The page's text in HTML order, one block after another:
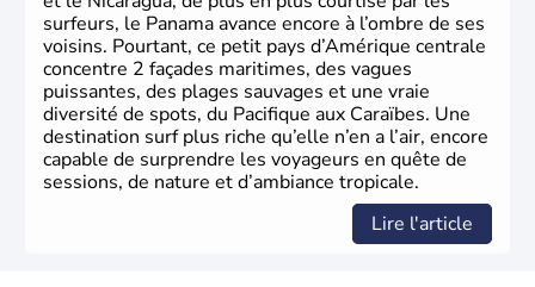
surfeurs, le Panama avance encore à l’ombre de ses
voisins. Pourtant, ce petit pays d’Amérique centrale
concentre 2 façades maritimes, des vagues
puissantes, des plages sauvages et une vraie
diversité de spots, du Pacifique aux Caraïbes. Une
destination surf plus riche qu’elle n’en a l’air, encore
capable de surprendre les voyageurs en quête de
sessions, de nature et d’ambiance tropicale.
Lire l'article